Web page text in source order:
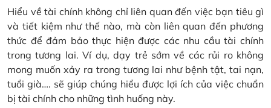
Hiểu về tài chính không chỉ liên quan đến việc bạn tiêu gì
và tiết kiệm như thế nào, mà còn liên quan đến phương
thức để đảm bảo thực hiện được các nhu cầu tài chính
trong tương lai. Ví dụ, dạy trẻ sớm về các rủi ro không
mong muốn xảy ra trong tương lai như bệnh tật, tai nạn,
tuổi già…. sẽ giúp chúng hiểu được lợi ích của việc chuẩn
bị tài chính cho những tình huống này.